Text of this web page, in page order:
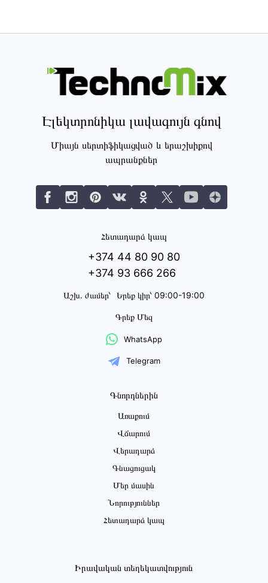
Էլեկտրոնիկա լավագույն գնով
Միայն սերտիֆիկացված և երաշխիքով
ապրանքներ
Հետադարձ կապ
+374 44 80 90 80
+374 93 666 266
Աշխ․ ժամեր՝ Երեք կիր՝ 09:00-19:00
Գրեք Մեզ
WhatsApp
Telegram
Գնորդներին
Առաքում
Վճարում
Վերադարձ
Գնացուցակ
Մեր մասին
Նորություններ
Հետադարձ կապ
Իրավական տեղեկատվություն